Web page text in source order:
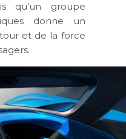
qu’un groupe
donne un
et de la force